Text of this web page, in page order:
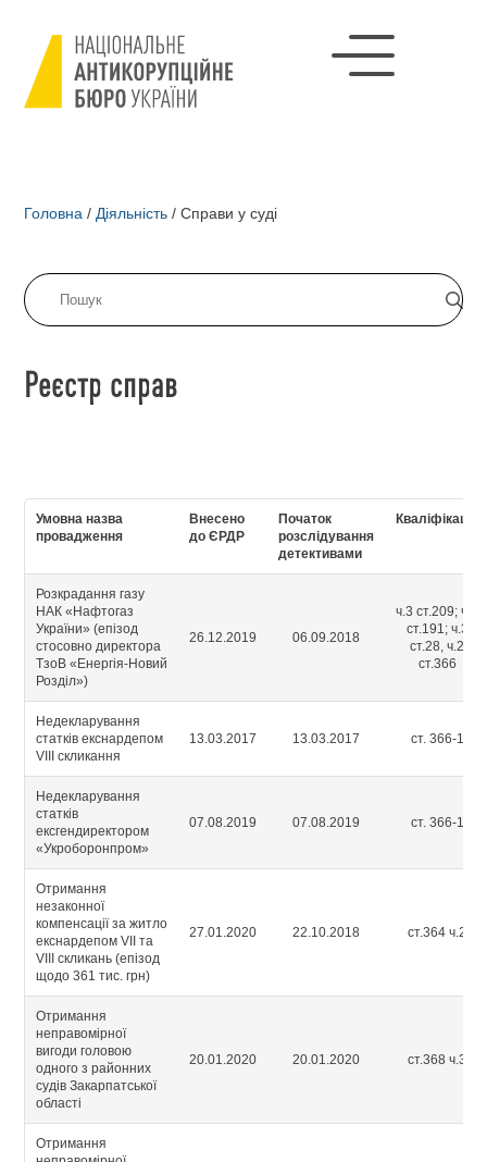
Головна / Діяльність / Справи у суді
Реєстр справ
Умовна назва
провадження
Внесено
до ЄРДР
Початок
розслідування
детективами
Кваліфікація
Розкрадання газу
НАК «Нафтогаз
України» (епізод
стосовно директора
ТзоВ «Енергія-Новий
Розділ»)
26.12.2019 06.09.2018
ч.3 ст.209; ч.5
ст.191; ч.3
ст.28, ч.2
ст.366
Недекларування
статків екснардепом
VIIІ скликання
13.03.2017 13.03.2017 ст. 366-1
Недекларування
статків
ексгендиректором
«Укроборонпром»
07.08.2019 07.08.2019 ст. 366-1
Отримання
незаконної
компенсації за житло
екснардепом VII та
VIII скликань (епізод
щодо 361 тис. грн)
27.01.2020 22.10.2018 ст.364 ч.2
Отримання
неправомірної
вигоди головою
одного з районних
судів Закарпатської
області
20.01.2020 20.01.2020 ст.368 ч.3
Отримання